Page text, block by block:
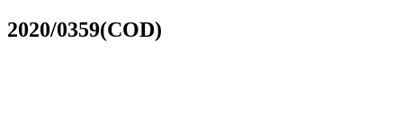
2020/0359(COD)